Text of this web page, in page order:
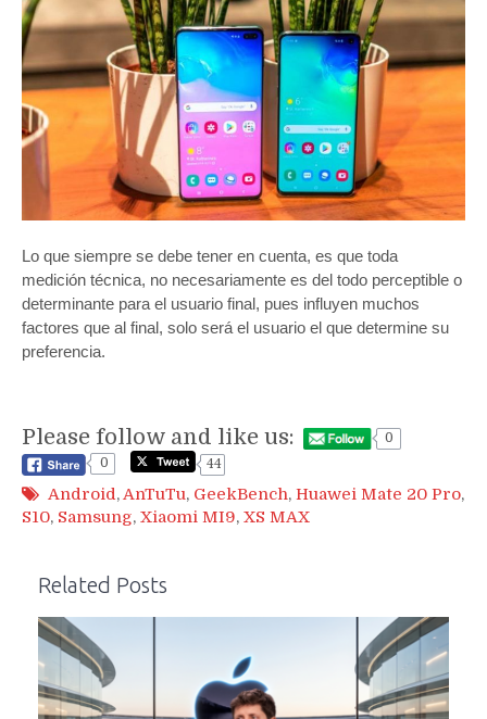
Lo que siempre se debe tener en cuenta, es que toda
medición técnica, no necesariamente es del todo perceptible o
determinante para el usuario final, pues influyen muchos
factores que al final, solo será el usuario el que determine su
preferencia.
Please follow and like us:
0
0
44
Android,AnTuTu, GeekBench, Huawei Mate 20 Pro,
S10, Samsung, Xiaomi MI9, XS MAX
Related Posts